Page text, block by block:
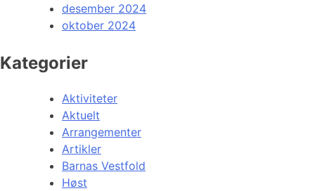
desember 2024
oktober 2024
Kategorier
Aktiviteter
Aktuelt
Arrangementer
Artikler
Barnas Vestfold
Høst